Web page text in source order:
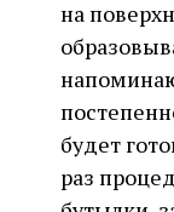
на
будет
раз